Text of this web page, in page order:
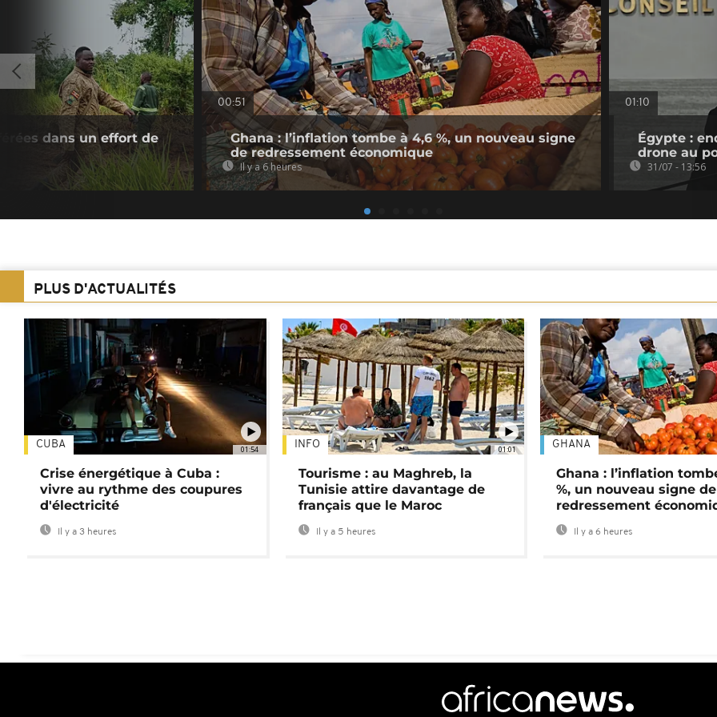
dans un effort de
00:51
Ghana : l’inflation tombe à 4,6 %, un nouveau signe
de redressement économique
Il y a 6 heures
01:10
Égypte :
drone au
31/07 - 13:56
PLUS D'ACTUALITÉS
01:54
CUBA
Crise énergétique à Cuba :
vivre au rythme des coupures
d'électricité
Il y a 3 heures
01:01
INFO
Tourisme : au Maghreb, la
Tunisie attire davantage de
français que le Maroc
Il y a 5 heures
GHANA
Ghana : l’inflation
%, un nouveau signe de
redressement
Il y a 6 heures